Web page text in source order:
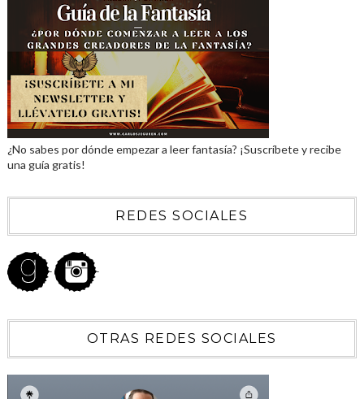
¿No sabes por dónde empezar a leer fantasía? ¡Suscríbete y recibe
una guía gratis!
REDES SOCIALES
OTRAS REDES SOCIALES